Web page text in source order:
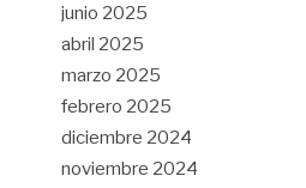
junio 2025
abril 2025
marzo 2025
febrero 2025
diciembre 2024
noviembre 2024